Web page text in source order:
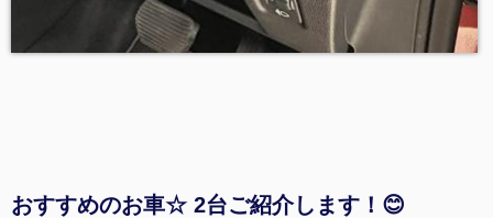
おすすめのお車☆ 2台ご紹介します！😊